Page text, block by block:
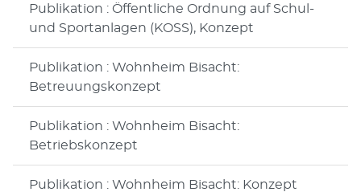
Publikation : Öffentliche Ordnung auf Schul-
und Sportanlagen (KOSS), Konzept
Publikation : Wohnheim Bisacht:
Betreuungskonzept
Publikation : Wohnheim Bisacht:
Betriebskonzept
Publikation : Wohnheim Bisacht: Konzept